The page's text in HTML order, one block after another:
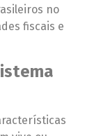
no
fiscais e